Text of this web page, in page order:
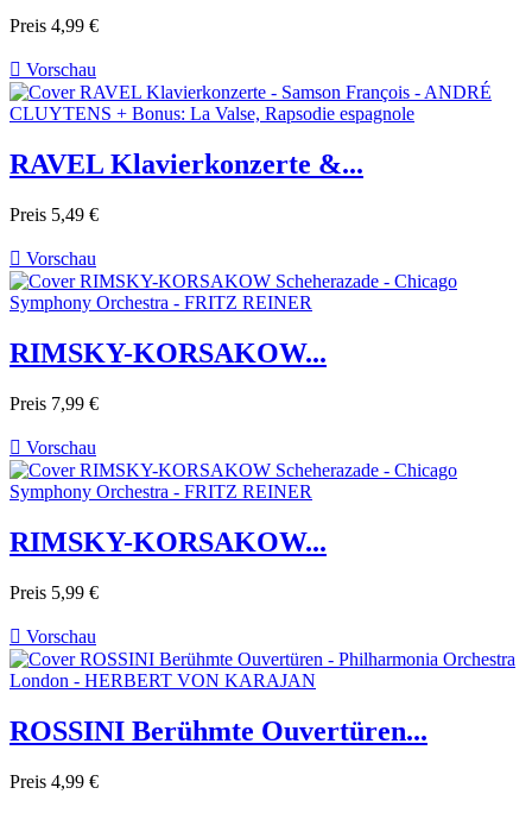
Preis 4,99 €
 Vorschau
RAVEL Klavierkonzerte &...
Preis 5,49 €
 Vorschau
RIMSKY-KORSAKOW...
Preis 7,99 €
 Vorschau
RIMSKY-KORSAKOW...
Preis 5,99 €
 Vorschau
ROSSINI Berühmte Ouvertüren...
Preis 4,99 €